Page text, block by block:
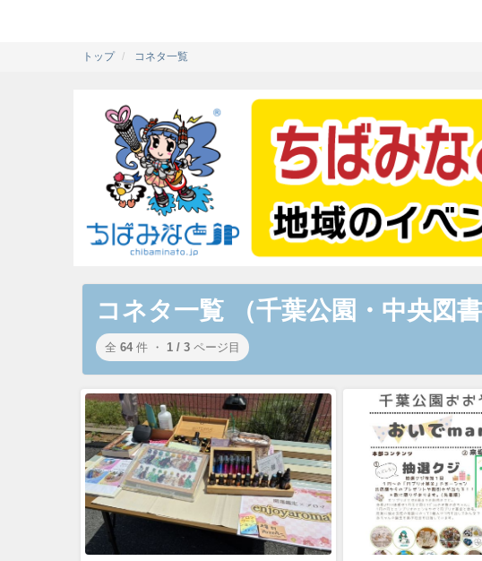
トップ コネタ一覧
コネタ一覧 （千葉公園・中央図
全 64 件 ・ 1 / 3 ページ目